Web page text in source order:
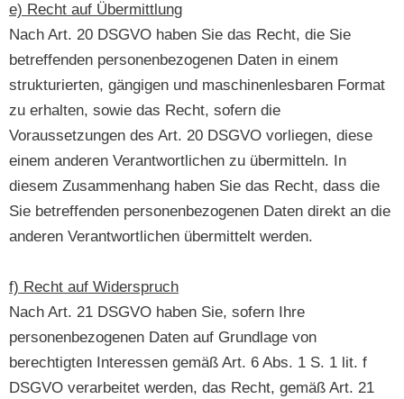
e) Recht auf Übermittlung
Nach Art. 20 DSGVO haben Sie das Recht, die Sie
betreffenden personenbezogenen Daten in einem
strukturierten, gängigen und maschinenlesbaren Format
zu erhalten, sowie das Recht, sofern die
Voraussetzungen des Art. 20 DSGVO vorliegen, diese
einem anderen Verantwortlichen zu übermitteln. In
diesem Zusammenhang haben Sie das Recht, dass die
Sie betreffenden personenbezogenen Daten direkt an die
anderen Verantwortlichen übermittelt werden.
f) Recht auf Widerspruch
Nach Art. 21 DSGVO haben Sie, sofern Ihre
personenbezogenen Daten auf Grundlage von
berechtigten Interessen gemäß Art. 6 Abs. 1 S. 1 lit. f
DSGVO verarbeitet werden, das Recht, gemäß Art. 21